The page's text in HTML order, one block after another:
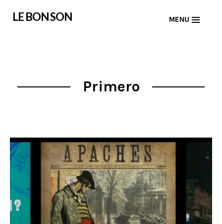
LE BON SON MENU
Primero